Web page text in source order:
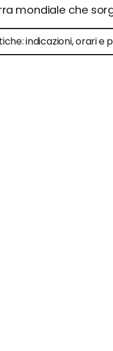
mondiale che
indicazioni, orari e